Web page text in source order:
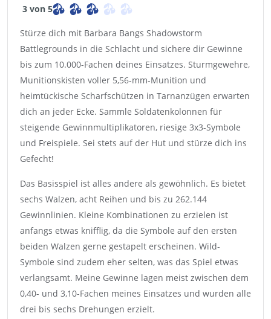
3 von 5
Stürze dich mit Barbara Bangs Shadowstorm
Battlegrounds in die Schlacht und sichere dir Gewinne
bis zum 10.000-Fachen deines Einsatzes. Sturmgewehre,
Munitionskisten voller 5,56-mm-Munition und
heimtückische Scharfschützen in Tarnanzügen erwarten
dich an jeder Ecke. Sammle Soldatenkolonnen für
steigende Gewinnmultiplikatoren, riesige 3x3-Symbole
und Freispiele. Sei stets auf der Hut und stürze dich ins
Gefecht!
Das Basisspiel ist alles andere als gewöhnlich. Es bietet
sechs Walzen, acht Reihen und bis zu 262.144
Gewinnlinien. Kleine Kombinationen zu erzielen ist
anfangs etwas knifflig, da die Symbole auf den ersten
beiden Walzen gerne gestapelt erscheinen. Wild-
Symbole sind zudem eher selten, was das Spiel etwas
verlangsamt. Meine Gewinne lagen meist zwischen dem
0,40- und 3,10-Fachen meines Einsatzes und wurden alle
drei bis sechs Drehungen erzielt.